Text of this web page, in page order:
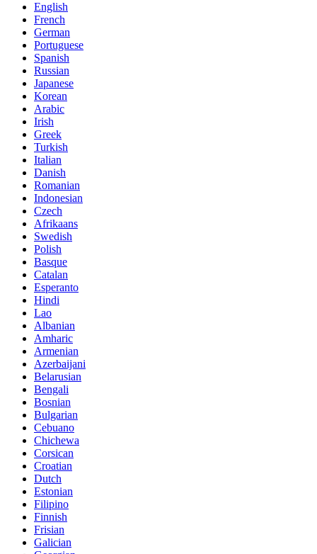
English
French
German
Portuguese
Spanish
Russian
Japanese
Korean
Arabic
Irish
Greek
Turkish
Italian
Danish
Romanian
Indonesian
Czech
Afrikaans
Swedish
Polish
Basque
Catalan
Esperanto
Hindi
Lao
Albanian
Amharic
Armenian
Azerbaijani
Belarusian
Bengali
Bosnian
Bulgarian
Cebuano
Chichewa
Corsican
Croatian
Dutch
Estonian
Filipino
Finnish
Frisian
Galician